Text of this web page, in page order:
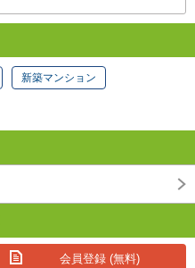
新築マンション
会員登録 (無料)